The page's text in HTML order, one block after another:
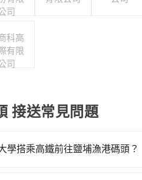
司
科高
有限
司
接送常見問題
學搭乘高鐵前往鹽埔漁港碼頭？